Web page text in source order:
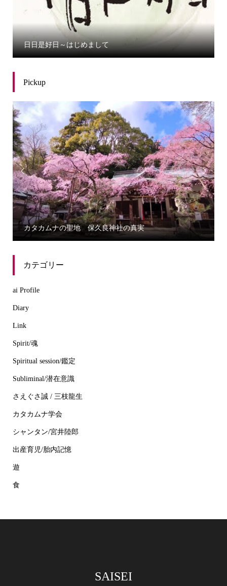
日日是好日～はじめまして
Pickup

カタカムナの聖地 保久良神社の真実

カテゴリー
ai Profile
Diary
Link
Spirit/魂
Spiritual session/鑑定
Subliminal/潜在意識
さえぐさ誠 / 三枝龍生
カタカムナ学会
シャンタン/宮井陸郎
出産育児/胎内記憶
遊
食
SAISEI